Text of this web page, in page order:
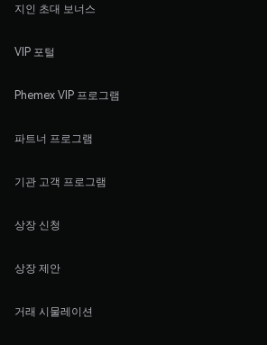
지인 초대 보너스
VIP 포털
Phemex VIP 프로그램
파트너 프로그램
기관 고객 프로그램
상장 신청
상장 제안
거래 시물레이션